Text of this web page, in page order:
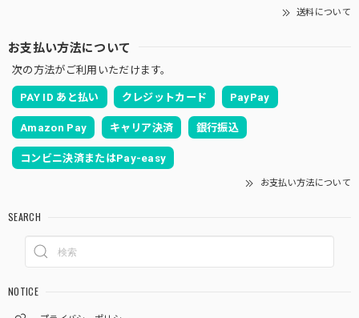
送料について
お支払い方法について
次の方法がご利用いただけます。
PAY ID あと払い クレジットカード PayPay
Amazon Pay キャリア決済 銀行振込
コンビニ決済またはPay-easy
お支払い方法について
SEARCH
NOTICE